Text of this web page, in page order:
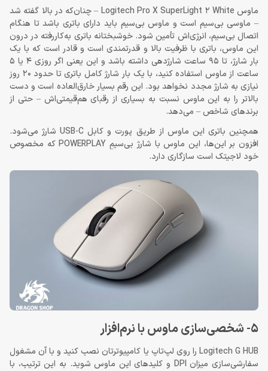
ماوس Logitech Pro X SuperLight 2 White – چنان‌که در بالا گفته شد
– ماوسی بی‌سیم است و ماوس بی‌سیم باید دارای باتری باشد تا هنگام
اتصال بی‌سیم، انرژی‌اش تأمین شود. خوشبختانه باتری به‌کاررفته در درون
این ماوس، باتری با ظرفیت بالا و قدرتمندی است و قادر است که با یک
بار شارژ، تا 95 ساعت شارژدهی داشته باشد و این یعنی اگر روزی 4 یا 5
ساعت از ماوس استفاده کنید، با یک بار شارژ کامل باتری تا حدود 20 روز
نیازی به شارژ مجدد نخواهد بود. این رقم بسیار خارق‌العاده است و دست
بالاتر را به این ماوس نسبت به بسیاری از رقبای هم‌قیمتی‌اش – حتی از
برندهای شاخص – می‌دهد.
همچنین باتری این ماوس از طریق پورت و کابل USB-C شارژ می‌شود.
افزون بر این‌ها، این ماوس با شارژ بی‌سیمِ POWERPLAY که مخصوص
خود لاجیتک است سازگاری دارد.
5- شخصی‌سازی ماوس با نرم‌افزار
Logitech G HUB را روی لپ‌تاپ یا کامپیوترتان نصب کنید و با آن مشغول
سفارشی‌سازی میزان DPI و کلیدهای این ماوس شوید. به این ترتیب، با